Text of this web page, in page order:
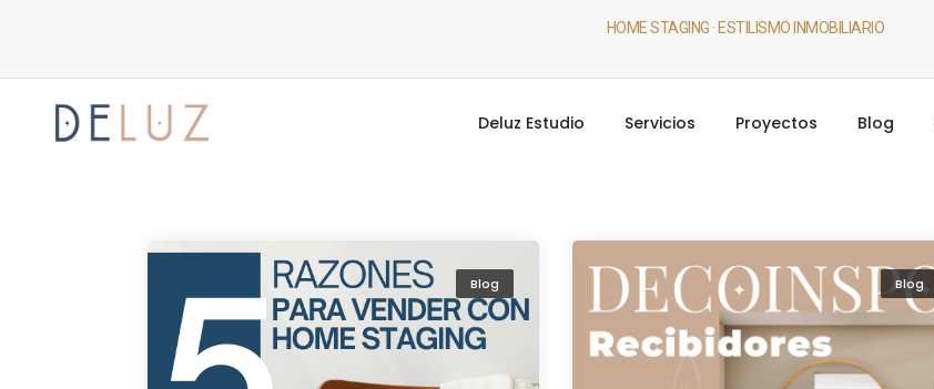
HOME STAGING · ESTILISMO INMOBILIARIO
Deluz Estudio Servicios Proyectos Blog
Blog Blog